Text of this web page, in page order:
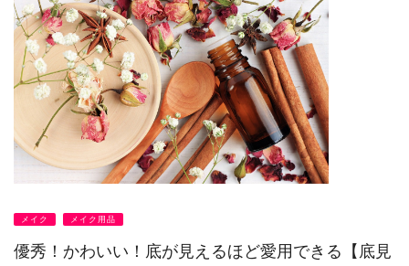
メイク メイク用品
優秀！かわいい！底が見えるほど愛用できる【底見